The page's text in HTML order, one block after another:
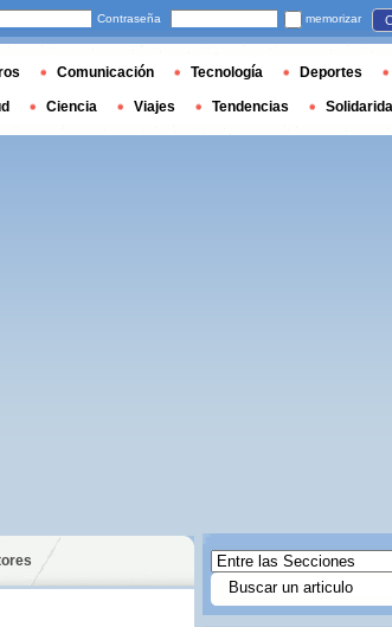
Contraseña memorizar
Comunicación Tecnología Deportes
Ciencia Viajes Tendencias